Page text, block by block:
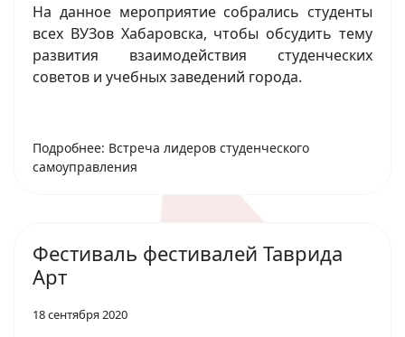
На данное мероприятие собрались студенты
всех ВУЗов Хабаровска, чтобы обсудить тему
развития взаимодействия студенческих
советов и учебных заведений города.
Подробнее: Встреча лидеров студенческого
самоуправления
Фестиваль фестивалей Таврида
Арт
18 сентября 2020